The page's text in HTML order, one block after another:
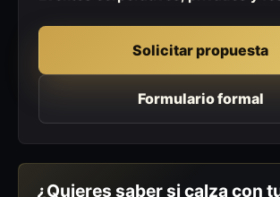
Solicitar propuesta
Formulario formal
¿Quieres saber si calza con